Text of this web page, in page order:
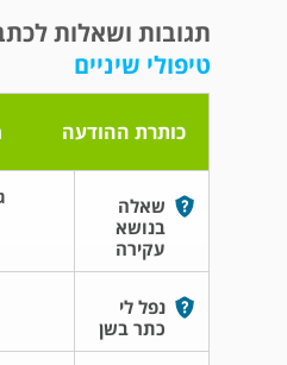
תגובות ושאלות
טיפולי שיניים
כותרת ההודעה
שאלה
בנושא
עקירה
נפל לי
כתר בשן